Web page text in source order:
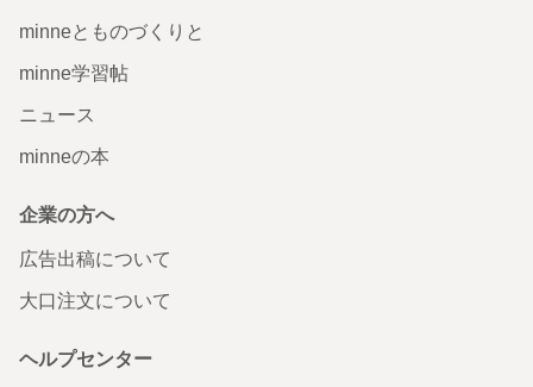
minneとものづくりと
minne学習帖
ニュース
minneの本
企業の方へ
広告出稿について
大口注文について
ヘルプセンター